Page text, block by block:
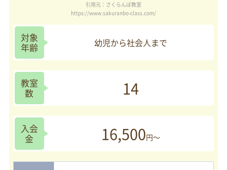
引用元：さくらんぼ教室
https://www.sakuranbo-class.com/
対象
年齢
幼児から社会人まで
教室
数
14
入会
金
16,500円～